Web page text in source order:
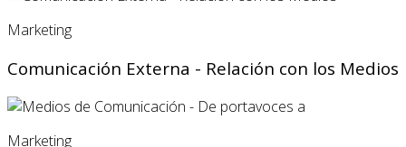
Marketing
Comunicación Externa - Relación con los Medios
Marketing